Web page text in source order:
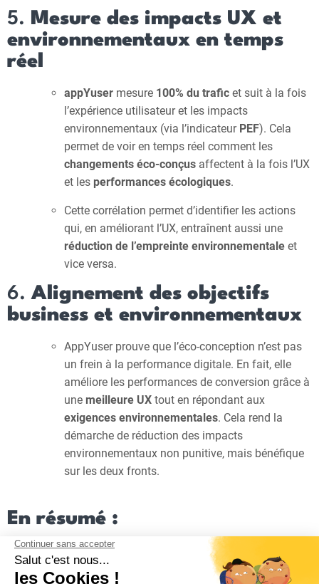
5. Mesure des impacts UX et
environnementaux en temps
réel
appYuser mesure 100% du trafic et suit à la fois
l’expérience utilisateur et les impacts
environnementaux (via l’indicateur PEF). Cela
permet de voir en temps réel comment les
changements éco-conçus affectent à la fois l’UX
et les performances écologiques.
Cette corrélation permet d’identifier les actions
qui, en améliorant l’UX, entraînent aussi une
réduction de l’empreinte environnementale et
vice versa.
6.Alignement des objectifs
business et environnementaux
AppYuser prouve que l’éco-conception n’est pas
un frein à la performance digitale. En fait, elle
améliore les performances de conversion grâce à
une meilleure UX tout en répondant aux
exigences environnementales. Cela rend la
démarche de réduction des impacts
environnementaux non punitive, mais bénéfique
sur les deux fronts.
En résumé :
appYuserdémontre que UX et éco-conception
interdépendants. En optimisant le site à travers des principes